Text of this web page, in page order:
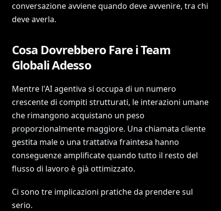
conversazione avviene quando deve avvenire, tra chi
deve averla.
Cosa Dovrebbero Fare i Team
Globali Adesso
Mentre l'AI agentiva si occupa di un numero
crescente di compiti strutturati, le interazioni umane
che rimangono acquistano un peso
proporzionalmente maggiore. Una chiamata cliente
gestita male o una trattativa fraintesa hanno
conseguenze amplificate quando tutto il resto del
flusso di lavoro è già ottimizzato.
Ci sono tre implicazioni pratiche da prendere sul
serio.